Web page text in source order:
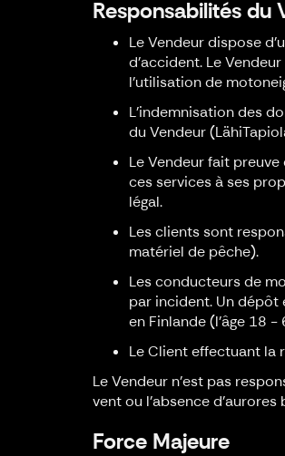
Responsabilités du
Le Vendeur dispose
d'accident. Le
l'utilisation de
L'indemnisation des
du Vendeur
Le Vendeur fait
ces services à ses
légal.
Les clients sont
matériel de pêche).
Les conducteurs de
par incident. Un
en Finlande (l'âge 18 -
Le Client effectuant la
Le Vendeur n'est pas
vent ou l'absence d'aurores
Force Majeure